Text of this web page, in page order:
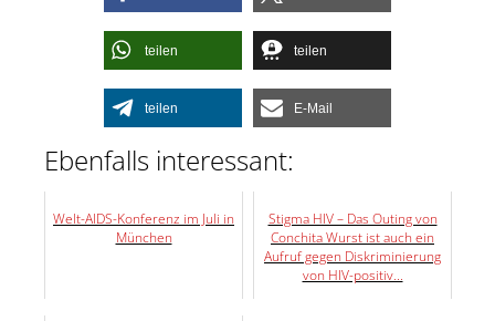
teilen teilen
teilen E-Mail
Ebenfalls interessant:
Welt-AIDS-Konferenz im Juli in
München
Stigma HIV – Das Outing von
Conchita Wurst ist auch ein
Aufruf gegen Diskriminierung
von HIV-positiv...